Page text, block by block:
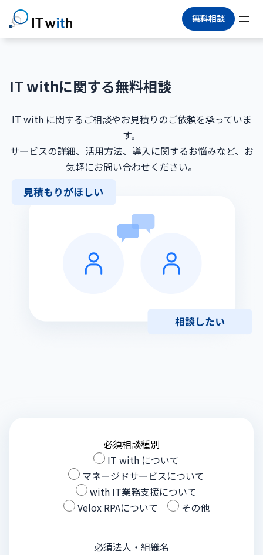
無料相談
IT withに関する無料相談
IT with に関するご相談やお見積りのご依頼を承っていま
す。
サービスの詳細、活用方法、導入に関するお悩みなど、お
気軽にお問い合わせください。
必須相談種別
IT with について
マネージドサービスについて
with IT業務支援について
Velox RPAについて
その他
必須法人・組織名